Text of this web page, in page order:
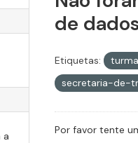
a
de
Etiquetas: turma
secretaria-de-
Por favor tente